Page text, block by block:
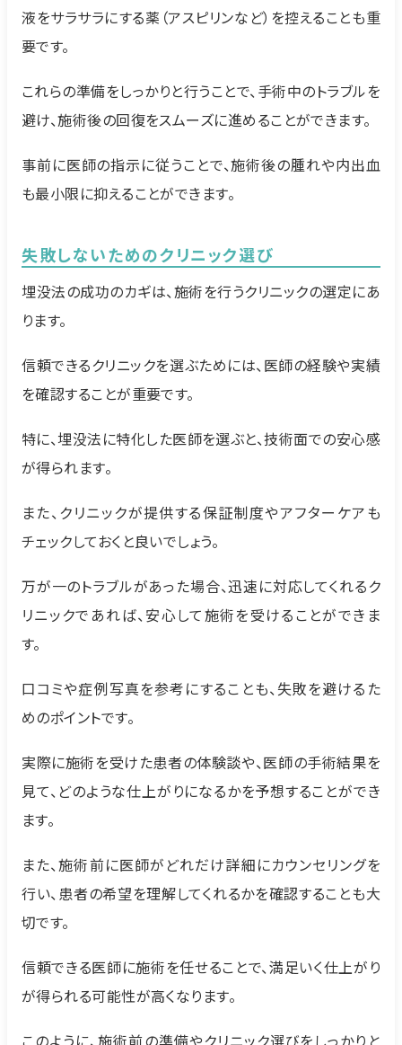
液をサラサラにする薬（アスピリンなど）を控えることも重
要です。
これらの準備をしっかりと行うことで、手術中のトラブルを
避け、施術後の回復をスムーズに進めることができます。
事前に医師の指示に従うことで、施術後の腫れや内出血
も最小限に抑えることができます。
失敗しないためのクリニック選び
埋没法の成功のカギは、施術を行うクリニックの選定にあ
ります。
信頼できるクリニックを選ぶためには、医師の経験や実績
を確認することが重要です。
特に、埋没法に特化した医師を選ぶと、技術面での安心感
が得られます。
また、クリニックが提供する保証制度やアフターケアも
チェックしておくと良いでしょう。
万が一のトラブルがあった場合、迅速に対応してくれるク
リニックであれば、安心して施術を受けることができま
す。
口コミや症例写真を参考にすることも、失敗を避けるた
めのポイントです。
実際に施術を受けた患者の体験談や、医師の手術結果を
見て、どのような仕上がりになるかを予想することができ
ます。
また、施術前に医師がどれだけ詳細にカウンセリングを
行い、患者の希望を理解してくれるかを確認することも大
切です。
信頼できる医師に施術を任せることで、満足いく仕上がり
が得られる可能性が高くなります。
このように、施術前の準備やクリニック選びをしっかりと